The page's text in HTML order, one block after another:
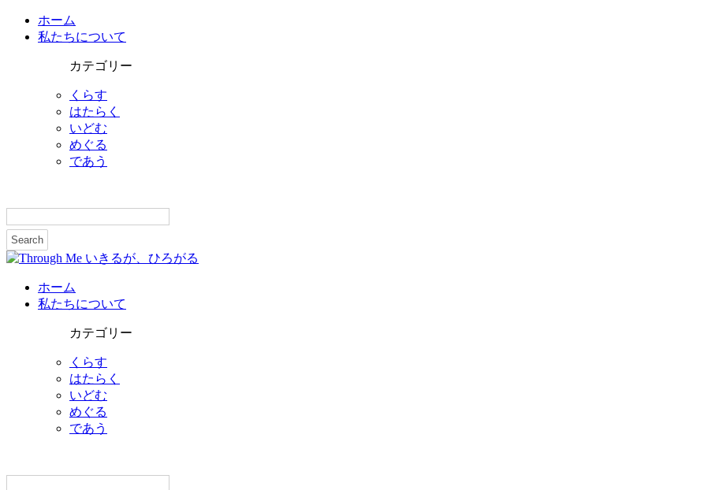
ホーム
私たちについて
カテゴリー
くらす
はたらく
いどむ
めぐる
であう
ホーム
私たちについて
カテゴリー
くらす
はたらく
いどむ
めぐる
であう